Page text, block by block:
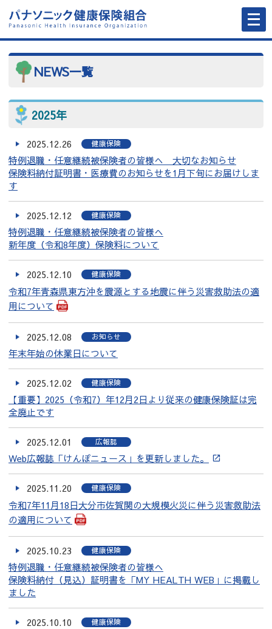
メ
ニ
ュ
ー
開
NEWS一覧
2025年
2025.12.26 健康保険
特例退職・任意継続被保険者の皆様へ 大切なお知らせ
保険料納付証明書・医療費のお知らせを1月下旬にお届けしま
す
2025.12.12 健康保険
特例退職・任意継続被保険者の皆様へ
新年度（令和8年度）保険料について
2025.12.10 健康保険
令和7年青森県東方沖を震源とする地震に伴う災害救助法の適
用について
2025.12.08 お知らせ
年末年始の休業日について
2025.12.02 健康保険
【重要】2025（令和7）年12月2日より従来の健康保険証は完
全廃止です
2025.12.01 広報誌
Web広報誌「けんぽニュース」を更新しました。
2025.11.20 健康保険
令和7年11月18日大分市佐賀関の大規模火災に伴う災害救助法
の適用について
2025.10.23 健康保険
特例退職・任意継続被保険者の皆様へ
保険料納付（見込）証明書を「MY HEALTH WEB」に掲載し
ました
2025.10.10 健康保険